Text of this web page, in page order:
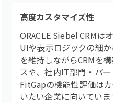
高度カスタマイズ性
ORACLE Siebel CRMは
UIや表示ロジックの細
を維持しながらCRMを
スや、社内IT部門・パ
FitGapの機能性評価は
いたい企業に向いていま